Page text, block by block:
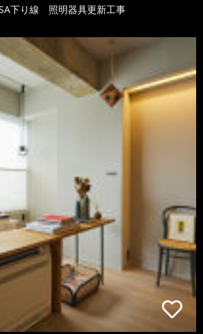
下り線 照明器具更新工事